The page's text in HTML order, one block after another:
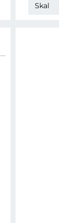
Skal